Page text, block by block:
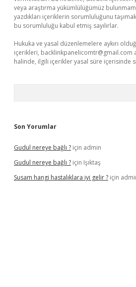
veya araştırma yükümlülüğümüz
yazdıkları içeriklerin sorumluluğunu
bu sorumluluğu kabul etmiş sayılırlar.
Hukuka ve yasal düzenlemelere aykırı
içerikleri, backlinkpanelicomtr@gmail.com
halinde, ilgili içerikler yasal süre içerisinde
Son Yorumlar
Gudul nereye bağlı ? için admin
Gudul nereye bağlı ? için Işıktaş
Susam hangi hastalıklara iyi gelir ? için